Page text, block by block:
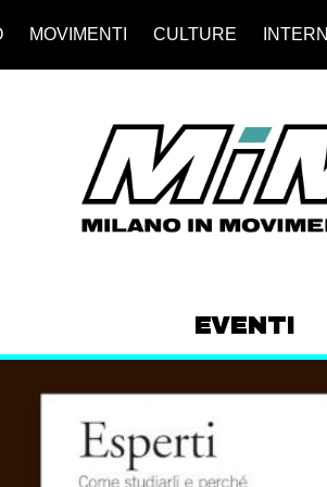
MOVIMENTI CULTURE
EVENTI